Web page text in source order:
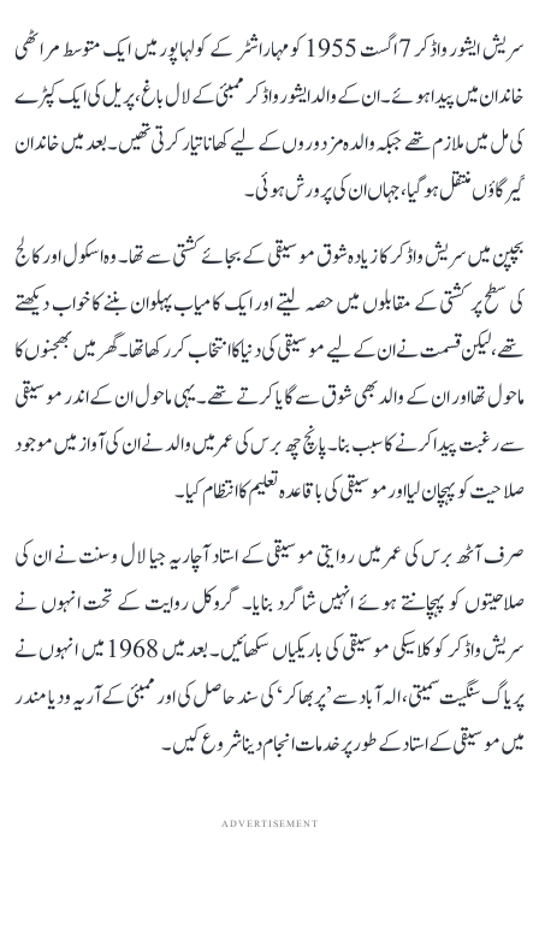
سریش ایشور واڈکر 7 اگست 1955 کو مہاراشٹر کے کولہاپور میں ایک متوسط مراٹھی
خاندان میں پیدا ہوئے۔ ان کے والد ایشور واڈکر ممبئی کے لال باغ، پریل کی ایک کپڑے
کی مل میں ملازم تھے جبکہ والدہ مزدوروں کے لیے کھانا تیار کرتی تھیں۔ بعد میں خاندان
گیرگاؤں منتقل ہو گیا، جہاں ان کی پرورش ہوئی۔
بچپن میں سریش واڈکر کا زیادہ شوق موسیقی کے بجائے کشتی سے تھا۔ وہ اسکول اور کالج
کی سطح پر کشتی کے مقابلوں میں حصہ لیتے اور ایک کامیاب پہلوان بننے کا خواب دیکھتے
تھے، لیکن قسمت نے ان کے لیے موسیقی کی دنیا کا انتخاب کر رکھا تھا۔ گھر میں بھجنوں کا
ماحول تھا اور ان کے والد بھی شوق سے گایا کرتے تھے۔ یہی ماحول ان کے اندر موسیقی
سے رغبت پیدا کرنے کا سبب بنا۔ پانچ چھ برس کی عمر میں والد نے ان کی آواز میں موجود
صلاحیت کو پہچان لیا اور موسیقی کی باقاعدہ تعلیم کا انتظام کیا۔
صرف آٹھ برس کی عمر میں روایتی موسیقی کے استاد آچاریہ جیا لال وسنت نے ان کی
صلاحیتوں کو پہچانتے ہوئے انہیں شاگرد بنایا۔ گروکل روایت کے تحت انہوں نے
سریش واڈکر کو کلاسیکی موسیقی کی باریکیاں سکھائیں۔ بعد میں 1968 میں انہوں نے
پریاگ سنگیت سمیتی، الہ آباد سے ’پربھاکر‘ کی سند حاصل کی اور ممبئی کے آریہ ودیا مندر
میں موسیقی کے استاد کے طور پر خدمات انجام دینا شروع کیں۔
ADVERTISEMENT